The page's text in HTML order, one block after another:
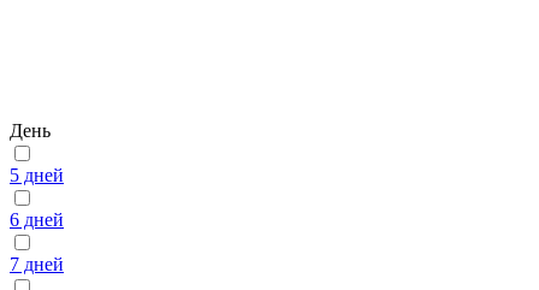
День
5 дней
6 дней
7 дней